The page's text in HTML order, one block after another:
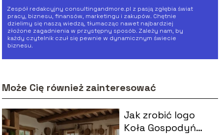
Zespół redakcyjny consultingandmore.pl z pasją zgłębia świat
pracy, biznesu, finansów, marketingu i zakupów. Chętnie
dzielimy się naszą wiedzą, tłumacząc nawet najbardziej
złożone zagadnienia w przystępny sposób. Zależy nam, by
każdy czytelnik czuł się pewnie w dynamicznym świecie
biznesu.
Może Cię również zainteresować
Jak zrobić logo
Koła Gospodyń